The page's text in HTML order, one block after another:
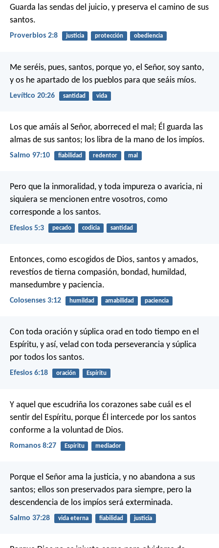
Guarda las sendas del juicio, y preserva el camino de sus
santos.
Proverbios 2:8 justicia protección obediencia
Me seréis, pues, santos, porque yo, el Señor, soy santo,
y os he apartado de los pueblos para que seáis míos.
Levítico 20:26 santidad vida
Los que amáis al Señor, aborreced el mal; Él guarda las
almas de sus santos; los libra de la mano de los impíos.
Salmo 97:10 fiabilidad redentor mal
Pero que la inmoralidad, y toda impureza o avaricia, ni
siquiera se mencionen entre vosotros, como
corresponde a los santos.
Efesios 5:3 pecado codicia santidad
Entonces, como escogidos de Dios, santos y amados,
revestíos de tierna compasión, bondad, humildad,
mansedumbre y paciencia.
Colosenses 3:12 humildad amabilidad paciencia
Con toda oración y súplica orad en todo tiempo en el
Espíritu, y así, velad con toda perseverancia y súplica
por todos los santos.
Efesios 6:18 oración Espíritu
Y aquel que escudriña los corazones sabe cuál es el
sentir del Espíritu, porque Él intercede por los santos
conforme a la voluntad de Dios.
Romanos 8:27 Espíritu mediador
Porque el Señor ama la justicia, y no abandona a sus
santos; ellos son preservados para siempre, pero la
descendencia de los impíos será exterminada.
Salmo 37:28 vida eterna fiabilidad justicia